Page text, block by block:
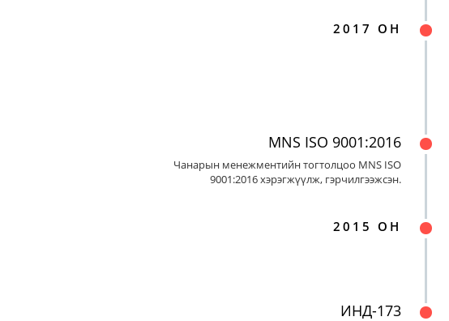
2017 ОН
MNS ISO 9001:2016
Чанарын менежментийн тогтолцоо MNS ISO
9001:2016 хэрэгжүүлж, гэрчилгээжсэн.
2015 ОН
ИНД-173